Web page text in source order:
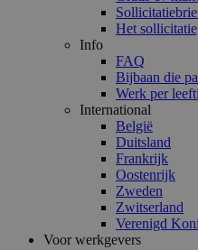
Het
Info
FAQ
Bijbaan die
Werk per
International
België
Duitsland
Frankrijk
Oostenrijk
Zweden
Zwitserland
Verenigd
Voor werkgevers